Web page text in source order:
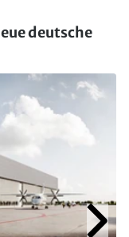
deutsche